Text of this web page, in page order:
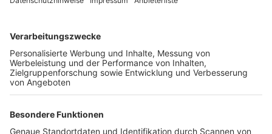
Freiburger Wochenbericht
Der Wochenbericht
wurde zum 31. Juli 2026
eingestellt.